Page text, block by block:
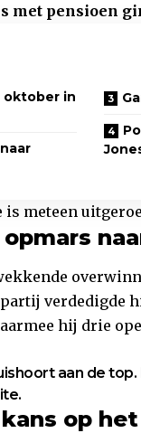
met pensioen
oktober in
meteen
partij verdedigde
hij drie
aan de top.
op